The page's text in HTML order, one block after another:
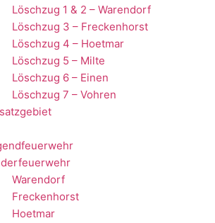
Löschzug 1 & 2 – Warendorf
Löschzug 3 – Freckenhorst
Löschzug 4 – Hoetmar
Löschzug 5 – Milte
Löschzug 6 – Einen
Löschzug 7 – Vohren
Warendorf
Freckenhorst
Hoetmar